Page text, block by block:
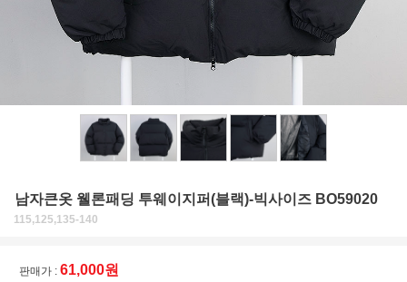
남자큰옷 웰론패딩 투웨이지퍼(블랙)-빅사이즈 BO59020
115,125,135-140
판매가 : 61,000원